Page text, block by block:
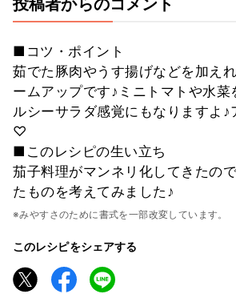
投稿者からのコメント
■コツ・ポイント
茹でた豚肉やうす揚げなどを加え
ームアップです♪ミニトマトや水菜
ルシーサラダ感覚にもなりますよ♪
♡
■このレシピの生い立ち
茄子料理がマンネリ化してきたの
たものを考えてみました♪
※みやすさのために書式を一部改変しています。
このレシピをシェアする